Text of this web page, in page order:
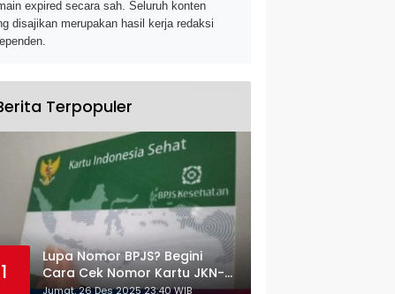
expired secara sah. Seluruh konten
disajikan merupakan hasil kerja redaksi
Terpopuler
1
Lupa Nomor BPJS? Begini
Cara Cek Nomor Kartu JKN-
KIS dengan NIK KTP
Jumat, 26 Des 2025 23:40 WIB